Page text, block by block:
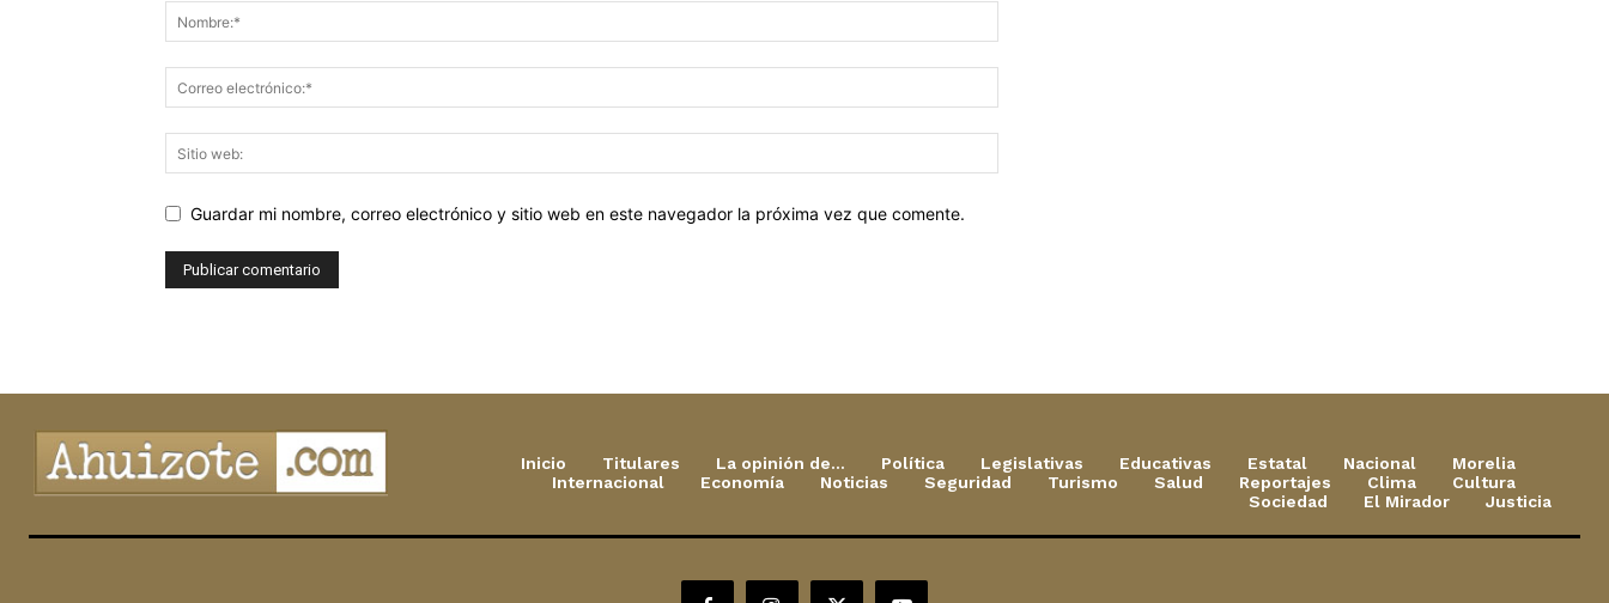
Guardar mi nombre, correo electrónico y sitio web en este navegador la próxima vez que comente.
Inicio Titulares La opinión de… Política Legislativas Educativas Estatal Nacional
Morelia
Internacional
Economía Noticias Seguridad Turismo Salud Reportajes Clima
Cultura
Sociedad
El Mirador Justicia